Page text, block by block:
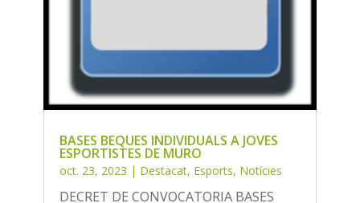
BASES BEQUES INDIVIDUALS A JOVES
ESPORTISTES DE MURO
oct. 23, 2023 | Destacat, Esports, Notícies
DECRET DE CONVOCATORIA BASES